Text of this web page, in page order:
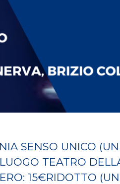
SENSO UNICO
TEATRO
15€RIDOTTO